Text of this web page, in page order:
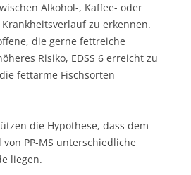
Alkohol-, Kaffee- oder
zu erkennen.
die gerne fettreiche
Risiko, EDSS 6 erreicht zu
fettarme Fischsorten
die Hypothese, dass dem
von PP-MS unterschiedliche
liegen.